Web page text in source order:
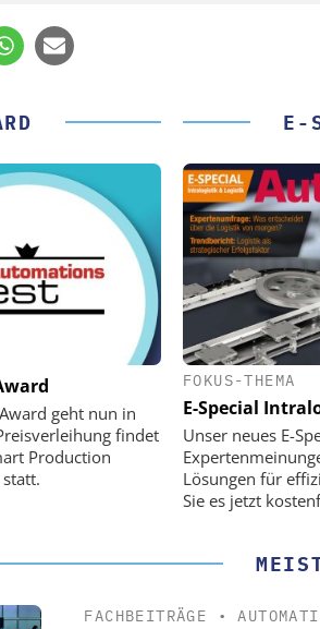
geht nun in
findet
Production
E-
FOKUS-THEMA
E-Special
Unser neues E-
Lösungen für
Sie es jetzt
(PI) SE &
CO. KG
für LEO-
Präzision mit
PHYSIK
Satelliten:
FACHBEITRÄGE •